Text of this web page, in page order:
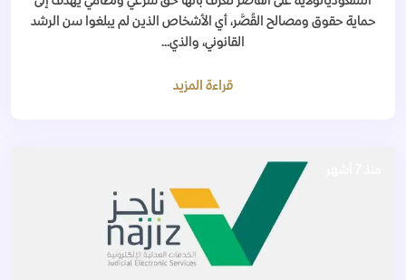
حماية حقوق ومصالح القُصَّر، أي الأشخاص الذين لم يبلغوا سن الرشد
القانوني، والذي...
قراءة المزيد